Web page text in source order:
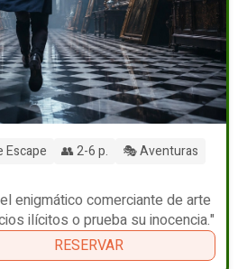
👥 2-6 p.
🎭 Aventuras
enigmático comerciante de arte
ilícitos o prueba su inocencia."
RESERVAR